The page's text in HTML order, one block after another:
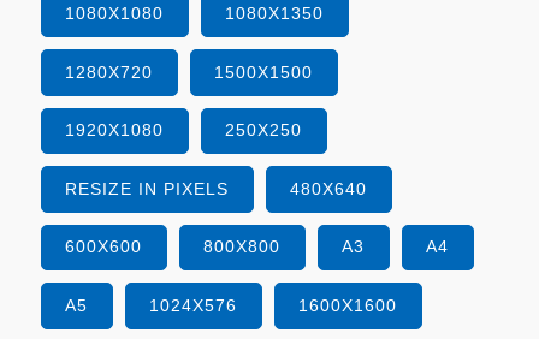
1080X1080 1080X1350
1280X720 1500X1500
1920X1080 250X250
RESIZE IN PIXELS 480X640
600X600 800X800 A3 A4
A5 1024X576 1600X1600